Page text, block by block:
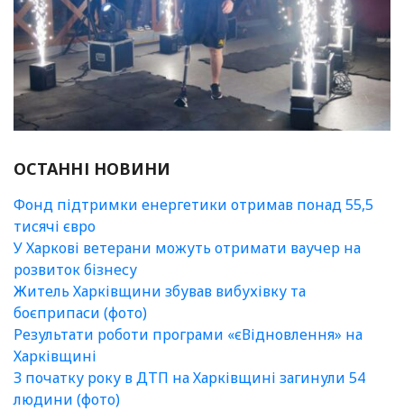
ОСТАННІ НОВИНИ
Фонд підтримки енергетики отримав понад 55,5
тисячі євро
У Харкові ветерани можуть отримати ваучер на
розвиток бізнесу
Житель Харківщини збував вибухівку та
боєприпаси (фото)
Результати роботи програми «єВідновлення» на
Харківщині
З початку року в ДТП на Харківщині загинули 54
людини (фото)